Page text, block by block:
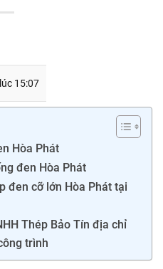
15:07
Hòa Phát
đen Hòa Phát
đen cỡ lớn Hòa Phát tại
Thép Bảo Tín địa chỉ
trình